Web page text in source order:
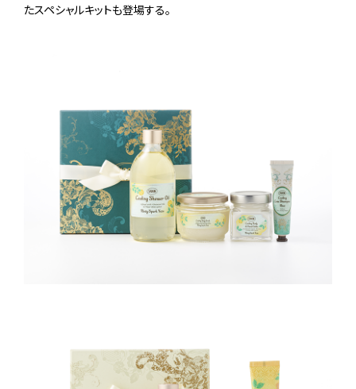
たスペシャルキットも登場する。